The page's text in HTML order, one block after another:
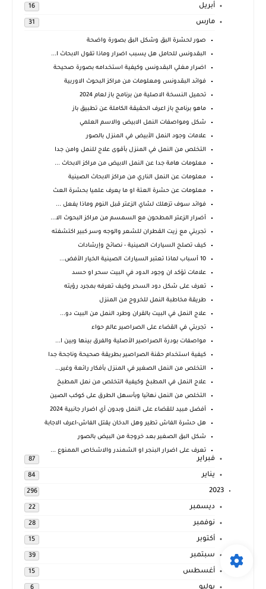
أبريل 16
مارس 31
صور لحشرة البق وشكل البق بصورة واضحة
البقدونس للحامل هل يسبب اضرار وماذا تقول الابحاث ا...
اضرار مغلي البقدونس وكيفية استخدامه بصورة صحيحة
فوائد البقدونس ومعلومات من مراكز البحوث الاوربية
تحميل النسخة الاصلية من برنامج باز لعام 2024
ماهو برنامج باز اعرف الحقيقة الكاملة عن تطبيق باز
شكل ومواصفات النمل الابيض والاسم العلمي
علامات وجود النمل الأبيض في المنزل بالصور
التخلص من النمل في المنزل بأقوى علاج للنمل وامن جدا
معلومات هامة جدا عن النمل الابيض من مراكز الابحاث ...
معلومات عن النمل الناري من مراكز الابحاث الصينية
معلومات عن حشرة العتة او ما يعرف علميا بحشرة العث
فوائد سوف تزهلك لشاي الزعتر قبل النوم وماذا يفعل ...
أضرار الزعتر المطحون مع السمسم من مراكز البحوث الا...
تجربتي مع زيت القطران للشعر والوجه وسر كبير اكتشفته
كيف تصلح السيارات الصينية - نصائح وإرشادات
10 أسباب لماذا تعتبر السيارات الصينية الخيار الأفض...
علامات تؤكد ان وجود الدود في البيت سحر او حسد
تعرف على شكل دود السحر وكيف تعرفه بمجرد رؤيته
طريقة مخاطبة النمل للخروج من المنزل
علاج النمل في البيت بالقران وطرد النمل من البيت دو...
تجربتي في القضاء على الصراصير عالم حواء
مواصفات بودرة الصراصير الأصلية والفرق بينها وبين ا...
كيفية استخدام حقنة الصراصير بطريقة صحيحة وناجحة جدا
التخلص من النمل الصغير في المنزل بأفكار رائعة وغير...
علاج النمل في المطبخ وكيفية التخلص من نمل المطبخ
التخلص من النمل نهائيا وبأسهل الطرق على كوكب الصين
أفضل مبيد للقضاء على النمل وبدون أي اضرار جانبية 2024
هل حشرة الفاش تطير وهل الدخان يقتل الفاش-اعرف الاجابة
شكل البق الصغير بعد خروجة من البيض بالصور
تعرف على اضرار البنجر او الشمندر والاشخاص الممنوع ...
فبراير 87
يناير 84
2023
296
ديسمبر 22
نوفمبر 28
أكتوبر 15
سبتمبر 39
أغسطس 15
يوليو